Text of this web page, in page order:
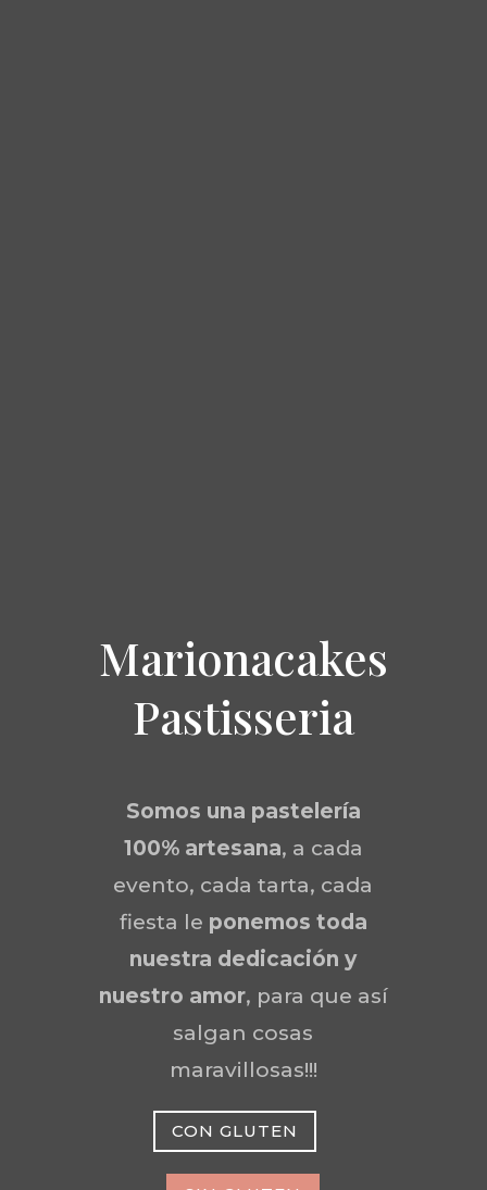
Marionacakes
Pastisseria
Somos una pastelería
100% artesana, a cada
evento, cada tarta, cada
fiesta le ponemos toda
nuestra dedicación y
nuestro amor, para que así
salgan cosas
maravillosas!!!
CON GLUTEN